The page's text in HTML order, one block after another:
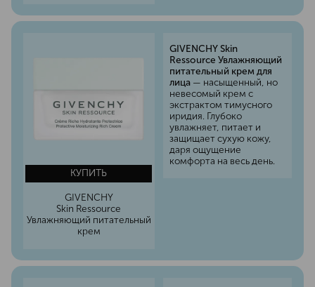
КУПИТЬ
GIVENCHY
Skin Ressource
Увлажняющий питательный
крем
GIVENCHY Skin
Ressource Увлажняющий
питательный крем для
лица— насыщенный, но
невесомый крем с
экстрактом тимусного
иридия. Глубоко
увлажняет, питает и
защищает сухую кожу,
даря ощущение
комфорта на весь день.